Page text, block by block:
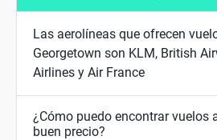
Las aerolíneas que ofrecen
Georgetown son KLM, British
Airlines y Air France
¿Cómo puedo encontrar vuelos
buen precio?